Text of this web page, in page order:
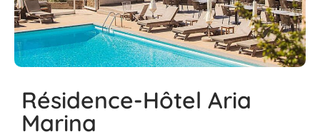
Résidence-Hôtel Aria
Marina